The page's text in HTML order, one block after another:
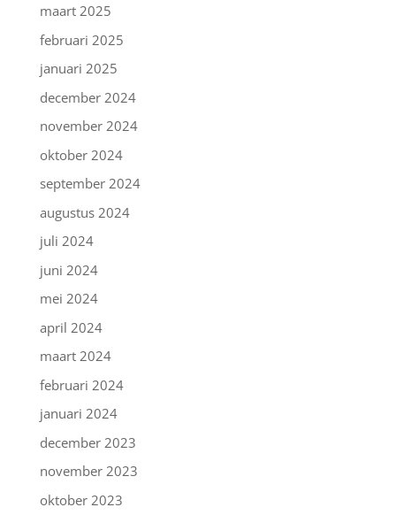
maart 2025
februari 2025
januari 2025
december 2024
november 2024
oktober 2024
september 2024
augustus 2024
juli 2024
juni 2024
mei 2024
april 2024
maart 2024
februari 2024
januari 2024
december 2023
november 2023
oktober 2023